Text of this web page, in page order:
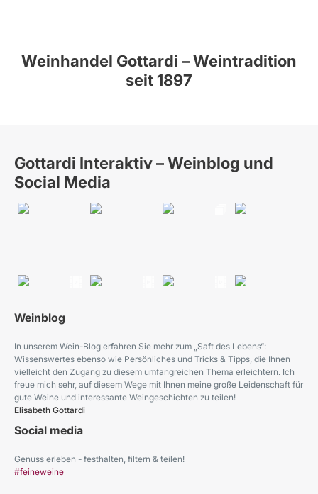
Weinhandel Gottardi – Weintradition
seit 1897
Gottardi Interaktiv – Weinblog und
Social Media
Weinblog
In unserem Wein-Blog erfahren Sie mehr zum „Saft des Lebens“:
Wissenswertes ebenso wie Persönliches und Tricks & Tipps, die Ihnen
vielleicht den Zugang zu diesem umfangreichen Thema erleichtern. Ich
freue mich sehr, auf diesem Wege mit Ihnen meine große Leidenschaft für
gute Weine und interessante Weingeschichten zu teilen!
Elisabeth Gottardi
Social media
Genuss erleben - festhalten, filtern & teilen!
#feineweine